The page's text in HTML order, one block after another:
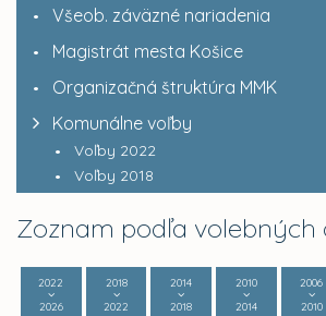
Všeob. záväzné nariadenia
Magistrát mesta Košice
Organizačná štruktúra MMK
Komunálne voľby
Voľby 2022
Voľby 2018
Zoznam podľa volebných
2022
2026
2018
2022
2014
2018
2010
2014
2006
2010